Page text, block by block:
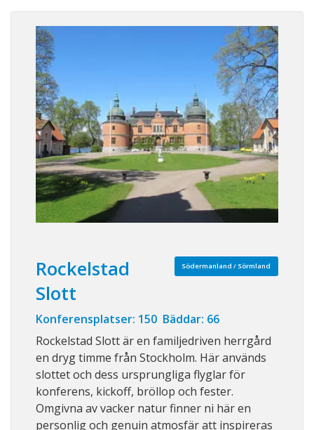
Södermanland / Sörmland
Rockelstad
Slott
Konferensplatser: 150 Bäddar: 66
Rockelstad Slott är en familjedriven herrgård
en dryg timme från Stockholm. Här används
slottet och dess ursprungliga flyglar för
konferens, kickoff, bröllop och fester.
Omgivna av vacker natur finner ni här en
personlig och genuin atmosfär att inspireras